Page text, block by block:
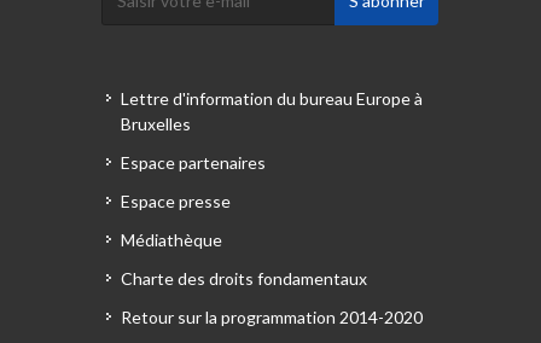
Lettre d'information du bureau Europe à
Bruxelles
Espace partenaires
Espace presse
Médiathèque
Charte des droits fondamentaux
Retour sur la programmation 2014-2020